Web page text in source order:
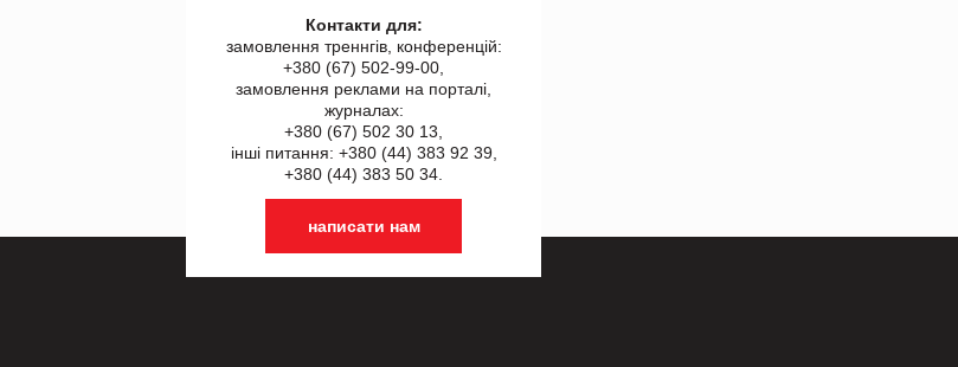
Контакти для:
замовлення треннгів, конференцій:
+380 (67) 502-99-00,
замовлення реклами на порталі,
журналах:
+380 (67) 502 30 13,
інші питання: +380 (44) 383 92 39,
+380 (44) 383 50 34.
написати нам